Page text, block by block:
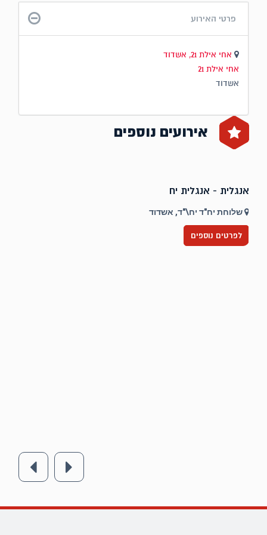
פרטי האירוע
אחי אילת 21, אשדוד
אחי אילת 21
אשדוד
אירועים נוספים
אנגלית - אנגלית יח
שלוחת יח"ד יח\"ד, אשדוד
לפרטים נוספים